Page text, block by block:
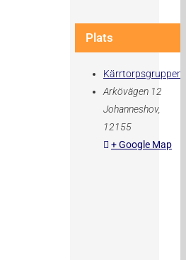
Plats
Kärrtorpsgruppen
Arkövägen 12
Johanneshov,
12155
+ Google Map